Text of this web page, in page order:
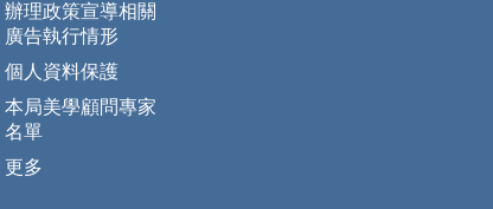
辦理政策宣導相關
廣告執行情形
個人資料保護
本局美學顧問專家
名單
更多